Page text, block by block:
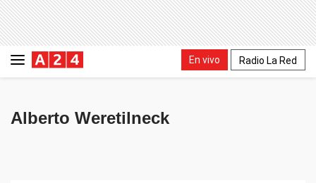
En vivo Radio La Red
Alberto Weretilneck